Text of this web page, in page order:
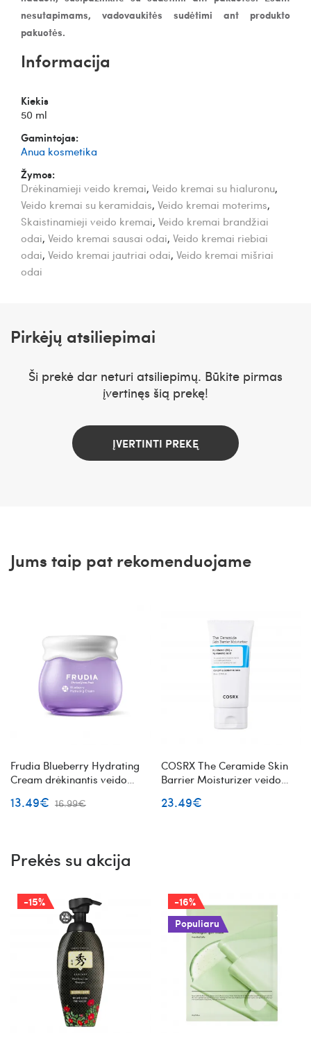
nesutapimams, vadovaukitės sudėtimi ant produkto
pakuotės.
Informacija
Kiekis
50 ml
Gamintojas:
Anua kosmetika
Žymos:
Drėkinamieji veido kremai, Veido kremai su hialuronu,
Veido kremai su keramidais, Veido kremai moterims,
Skaistinamieji veido kremai, Veido kremai brandžiai
odai, Veido kremai sausai odai, Veido kremai riebiai
odai, Veido kremai jautriai odai, Veido kremai mišriai
odai
Pirkėjų atsiliepimai
Ši prekė dar neturi atsiliepimų. Būkite pirmas
įvertinęs šią prekę!
ĮVERTINTI PREKĘ
Jums taip pat rekomenduojame
Frudia Blueberry Hydrating
Cream drėkinantis veido
13.49€ 16.99€
COSRX The Ceramide Skin
Barrier Moisturizer veido
23.49€
Prekės su akcija
-15% -16%
Populiaru